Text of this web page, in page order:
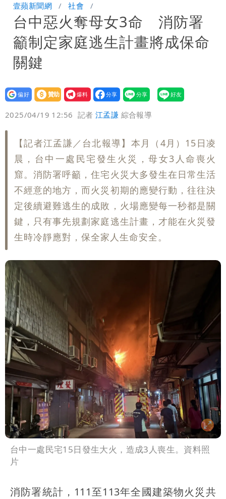
小 明強度有變化
「白海豚」雨炸8縣市！逼近台灣恐擺
盪 這幾區飆豪雨
「最挺台議員」遺作！美參院通過制裁
案 重課俄羅斯500%關稅
姜厚任不信會被嫩女友「辣手摧花」 曝
創演藝工會最遺憾一事
壹蘋新聞網 社會
台中惡火奪母女3命 消防署
籲制定家庭逃生計畫將成保命
關鍵
設為
贊助
我要
爆料
2025/04/19 12:56 記者江孟謙 綜合報導
【記者江孟謙／台北報導】本月（4月）15日凌
晨，台中一處民宅發生火災，母女3人命喪火
窟。消防署呼籲，住宅火災大多發生在日常生活
不經意的地方，而火災初期的應變行動，往往決
定後續避難逃生的成敗，火場應變每一秒都是關
鍵，只有事先規劃家庭逃生計畫，才能在火災發
生時冷靜應對，保全家人生命安全。
台中一處民宅15日發生大火，造成3人喪生。資料照
片
消防署統計，111至113年全國建築物火災共